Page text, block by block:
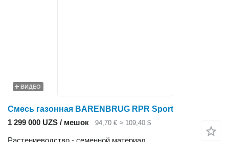
ВИДЕО
Смесь газонная BARENBRUG RPR Sport
1 299 000 UZS / мешок
94,70 € ≈ 109,40 $
Растениеводство - семенной материал